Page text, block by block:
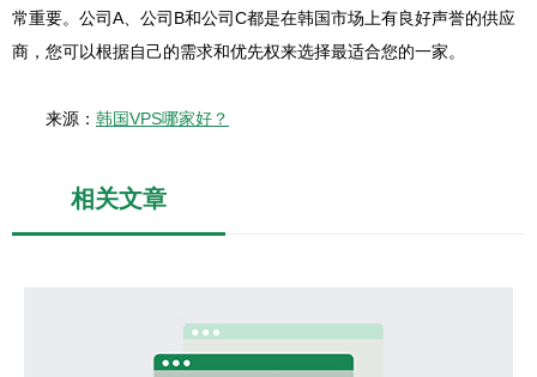
常重要。公司A、公司B和公司C都是在韩国市场上有良好声誉的供应
商，您可以根据自己的需求和优先权来选择最适合您的一家。
来源： 韩国VPS哪家好？
相关文章